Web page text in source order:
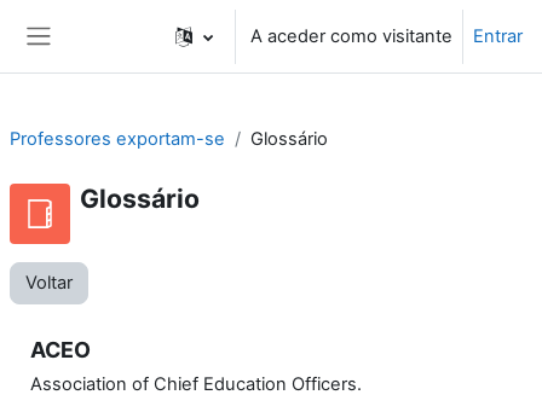
A aceder como visitante Entrar
Professores exportam-se Glossário
Glossário
Voltar
ACEO
Association of Chief Education Officers.